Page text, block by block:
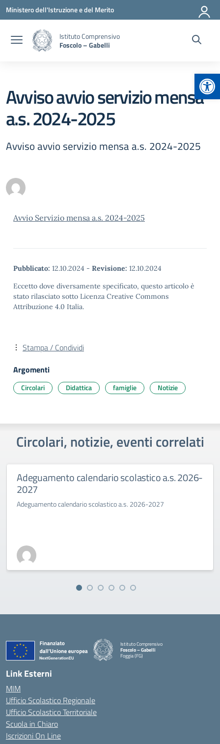
Vai ai contenuti
Vai al menu di navigazione
Vai al footer
Ministero dell'Istruzione e del Merito
Istituto Comprensivo
Foscolo – Gabelli
Avviso avvio servizio mensa
a.s. 2024-2025
Avviso avvio servizio mensa a.s. 2024-2025
Avvio Servizio mensa a.s. 2024-2025
Pubblicato: 12.10.2024 - Revisione: 12.10.2024
Eccetto dove diversamente specificato, questo articolo è
stato rilasciato sotto Licenza Creative Commons
Attribuzione 4.0 Italia.
Stampa / Condividi
Argomenti
Circolari Didattica famiglie Notizie
Circolari, notizie, eventi correlati
Adeguamento calendario scolastico a.s. 2026-
2027
Adeguamento calendario scolastico a.s. 2026-2027
Istituto Comprensivo
Foscolo – Gabelli
Foggia (FG)
— Visita la pagina iniziale della scuola
Link Esterni
MIM
Ufficio Scolastico Regionale
Ufficio Scolastico Territoriale
Scuola in Chiaro
Iscrizioni On Line